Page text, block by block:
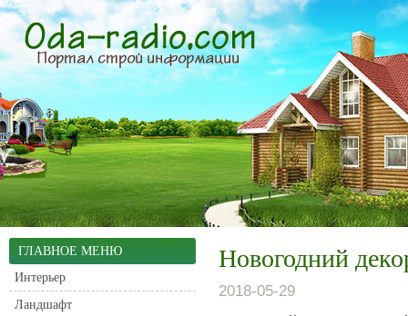
ГЛАВНОЕ МЕНЮ
Интерьер
Ландшафт
Новогодний
2018-05-29